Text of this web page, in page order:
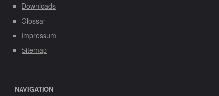
Downloads
Glossar
Impressum
Sitemap
NAVIGATION